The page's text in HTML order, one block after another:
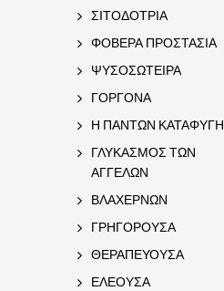
ΣΙΤΟΔΟΤΡΙΑ
ΦΟΒΕΡΑ ΠΡΟΣΤΑΣΙΑ
ΨΥΣΟΣΩΤΕΙΡΑ
ΓΟΡΓΟΝΑ
Η ΠΑΝΤΩΝ ΚΑΤΑΦΥΓΗ
ΓΛΥΚΑΣΜΟΣ ΤΩΝ
ΑΓΓΕΛΩΝ
ΒΛΑΧΕΡΝΩΝ
ΓΡΗΓΟΡΟΥΣΑ
ΘΕΡΑΠΕΥΟΥΣΑ
ΕΛΕΟΥΣΑ